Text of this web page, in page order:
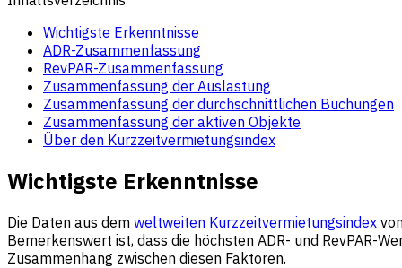
Wichtigste Erkenntnisse
ADR-Zusammenfassung
RevPAR-Zusammenfassung
Zusammenfassung der Auslastung
Zusammenfassung der durchschnittlichen Buchungen
Zusammenfassung der aktiven Objekte
Über den Kurzzeitvermietungsindex
Wichtigste Erkenntnisse
Die Daten aus dem weltweiten Kurzzeitvermietungsindex
Bemerkenswert ist, dass die höchsten ADR- und RevPAR-
Zusammenhang zwischen diesen Faktoren.